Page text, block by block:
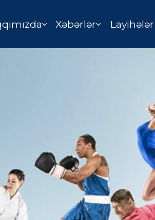
Xəbərlər Layihələr